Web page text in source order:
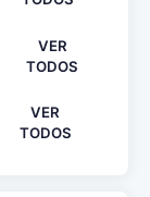
VER
TODOS
VER
TODOS